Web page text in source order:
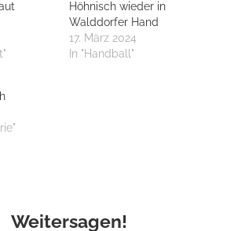
Höhnisch wieder in
Walddorfer Hand
17. März 2024
In "Handball"
Weitersagen!